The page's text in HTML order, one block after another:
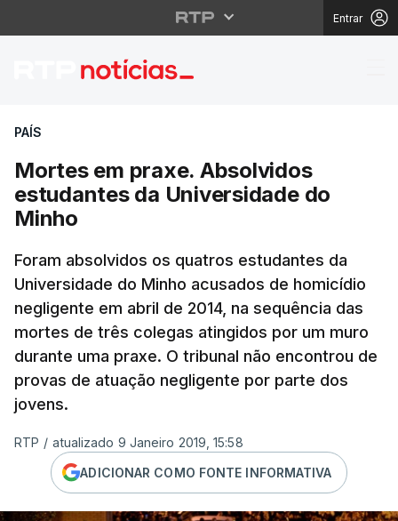
Entrar
Mortes em praxe.
PAÍS
Mortes em praxe. Absolvidos
estudantes da Universidade do
Minho
Foram absolvidos os quatros estudantes da
Universidade do Minho acusados de homicídio
negligente em abril de 2014, na sequência das
mortes de três colegas atingidos por um muro
durante uma praxe. O tribunal não encontrou de
provas de atuação negligente por parte dos
jovens.
RTP / atualizado 9 Janeiro 2019, 15:58
ADICIONAR COMO FONTE INFORMATIVA